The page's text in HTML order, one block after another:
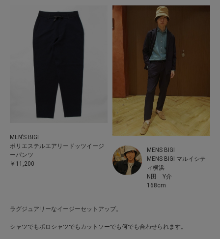
MEN’S BIGI
ポリエステルエアリードッツイージ
ーパンツ
￥11,200
MENS BIGI
MENS BIGI マルイシテ
ィ横浜
N田 Y介
168cm
ラグジュアリーなイージーセットアップ。
シャツでもポロシャツでもカットソーでも何でも合わせられます。